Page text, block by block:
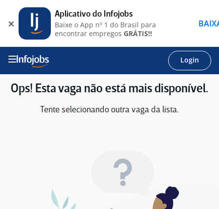
Login
Ops! Esta vaga não está mais disponível.
Tente selecionando outra vaga da lista.
Aplicativo do Infojobs
Baixe o App nº 1 do Brasil para
encontrar empregos GRÁTIS!!